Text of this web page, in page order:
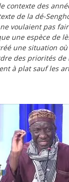
contexte des
de la dé-
voulaient pas
une espèce de
une situation
des priorités de
à plat sauf les